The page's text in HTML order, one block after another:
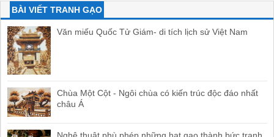
BÀI VIẾT TRANH GẠO
Văn miếu Quốc Tử Giám- di tích lịch sử Việt Nam
Chùa Một Cột - Ngôi chùa có kiến trúc độc đáo nhất
châu Á
Nghệ thuật phù phép những hạt gạo thành bức tranh